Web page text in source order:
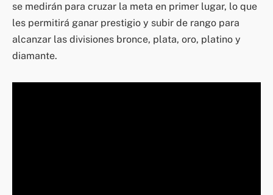
se medirán para cruzar la meta en primer lugar, lo que
les permitirá ganar prestigio y subir de rango para
alcanzar las divisiones bronce, plata, oro, platino y
diamante.